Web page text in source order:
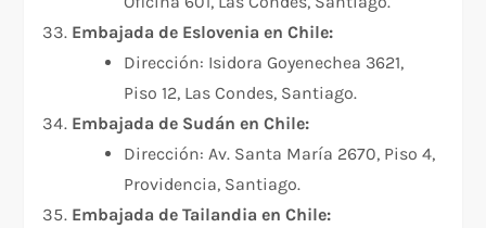
Embajada de Eslovenia en Chile:
Dirección: Isidora Goyenechea 3621,
Piso 12, Las Condes, Santiago.
Embajada de Sudán en Chile:
Dirección: Av. Santa María 2670, Piso 4,
Providencia, Santiago.
Embajada de Tailandia en Chile: